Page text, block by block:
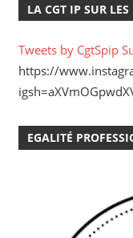
LA CGT IP SUR
Tweets by CgtSpip
https://
EGALITÉ